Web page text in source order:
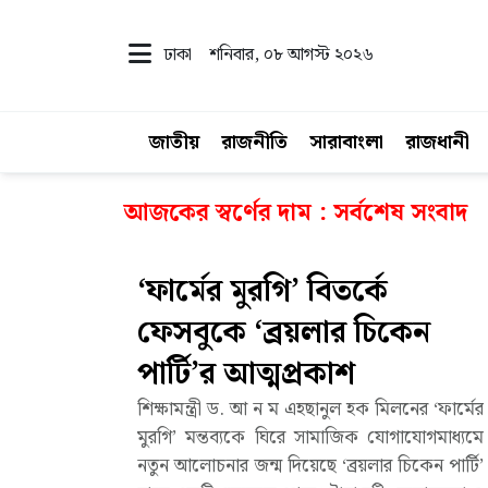
ঢাকা শনিবার, ০৮ আগস্ট ২০২৬
জাতীয় রাজনীতি সারাবাংলা রাজধানী
আজকের স্বর্ণের দাম : সর্বশেষ সংবাদ
‘ফার্মের মুরগি’ বিতর্কে
ফেসবুকে ‘ব্রয়লার চিকেন
পার্টি’র আত্মপ্রকাশ
শিক্ষামন্ত্রী ড. আ ন ম এহছানুল হক মিলনের ‘ফার্মের
মুরগি’ মন্তব্যকে ঘিরে সামাজিক যোগাযোগমাধ্যমে
নতুন আলোচনার জন্ম দিয়েছে ‘ব্রয়লার চিকেন পার্টি’